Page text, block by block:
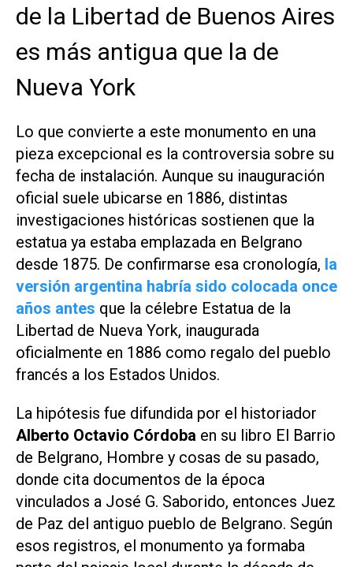
de la Libertad de Buenos Aires
es más antigua que la de
Nueva York
Lo que convierte a este monumento en una
pieza excepcional es la controversia sobre su
fecha de instalación. Aunque su inauguración
oficial suele ubicarse en 1886, distintas
investigaciones históricas sostienen que la
estatua ya estaba emplazada en Belgrano
desde 1875. De confirmarse esa cronología, la
versión argentina habría sido colocada once
años antes que la célebre Estatua de la
Libertad de Nueva York, inaugurada
oficialmente en 1886 como regalo del pueblo
francés a los Estados Unidos.
La hipótesis fue difundida por el historiador
Alberto Octavio Córdoba en su libro El Barrio
de Belgrano, Hombre y cosas de su pasado,
donde cita documentos de la época
vinculados a José G. Saborido, entonces Juez
de Paz del antiguo pueblo de Belgrano. Según
esos registros, el monumento ya formaba